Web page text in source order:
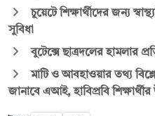
চুয়েটে শিক্ষার্থীদের জন্য
সুবিধা
বুটেক্সে ছাত্রদলের হামলার
মাটি ও আবহাওয়ার তথ্য
জানাবে এআই, হাবিপ্রবি শিক্ষার্থীর